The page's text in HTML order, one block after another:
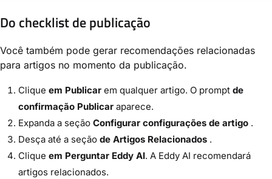
Do checklist de publicação
Você também pode gerar recomendações relacionadas
para artigos no momento da publicação.
Clique em Publicar em qualquer artigo. O prompt de
confirmação Publicar aparece.
Expanda a seção Configurar configurações de artigo .
Desça até a seção de Artigos Relacionados .
Clique em Perguntar Eddy AI. A Eddy AI recomendará
artigos relacionados.